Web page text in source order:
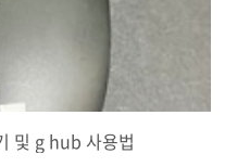
및 g hub 사용법